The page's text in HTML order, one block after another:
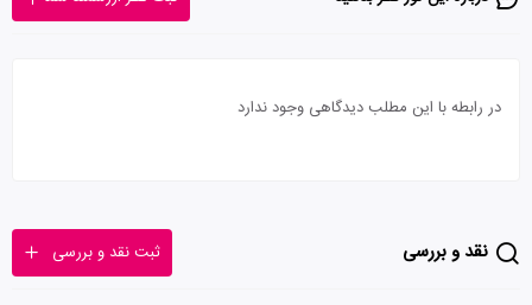
در رابطه با این مطلب دیدگاهی وجود ندارد
نقد و بررسی ثبت نقد و بررسی